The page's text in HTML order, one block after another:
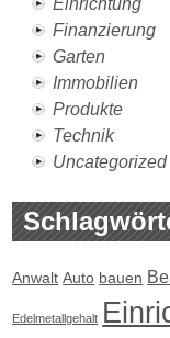
Finanzierung
Garten
Immobilien
Produkte
Technik
Uncategorized
Anwalt Auto bauen
Edelmetallgehalt